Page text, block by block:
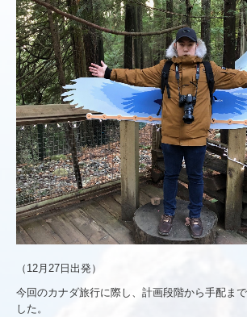
紅葉・秋色カナダ
スキー&スノーボード
お客様からのお手紙
初めての方へ
安心ネットワーク
お問合せからご出発まで
標準旅行業約款
個人情報について
（12月27日出発）
今回のカナダ旅行に際し、計画段階から手配ま
した。